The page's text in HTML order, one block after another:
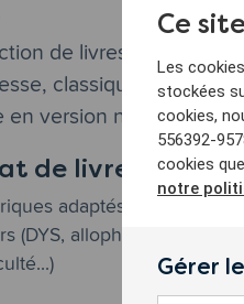
de livres de
classique et
en version numérique
de livre adapté
adaptés à tous les
(DYS, allophones, et
Ce
Les
stockées
cookies,
556392-
cookies
notre
Gérer